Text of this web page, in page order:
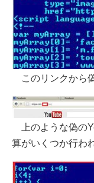
このリンクから
上のような偽の
算がいくつか行わ